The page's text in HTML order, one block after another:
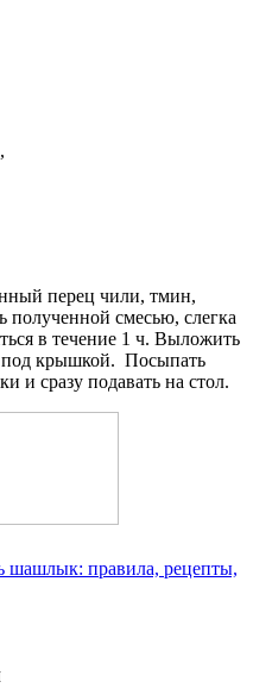
перец чили, тмин,
полученной смесью, слегка
в течение 1 ч. Выложить
под крышкой. Посыпать
и сразу подавать на стол.
шашлык: правила, рецепты,